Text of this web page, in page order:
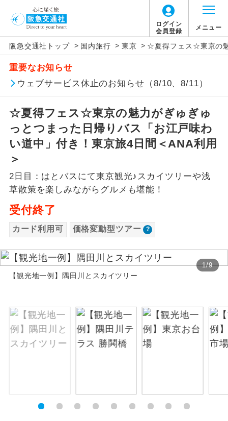
ログイン
会員登録
メニュー
阪急交通社トップ > 国内旅行 > 東京 > ☆夏得フェス☆東京の
重要なお知らせ
ウェブサービス休止のお知らせ（8/10、8/11）
☆夏得フェス☆東京の魅力がぎゅぎゅ
っとつまった日帰りバス「お江戸味わ
い道中」付き！東京旅4日間＜ANA利用
＞
2日目：はとバスにて東京観光♪スカイツリーや浅
草散策を楽しみながらグルメも堪能！
受付終了
カード利用可 価格変動型ツアー
1/9
【観光地一例】隅田川とスカイツリー
アイコン 説明
添乗員同行
往路出発空港（駅）から復路到着空港
（駅）まで同行します。
現地添乗員同
行
現地到着空港（駅）から最終日出発空港
（駅）まで添乗員が同行します。
バスガイド乗
務
バスガイドが乗務し、車内での観光案内
新コース 初登場のコースです。
世界遺産
然遺産を訪ねるコースです。
絶景スポットに立ち寄るコースです。
温泉 温泉地にも宿泊するコースです。
露天風呂
す。
大浴場 ご宿泊ホテルに大浴場が付いています。
お部屋食
お部屋にてゆっくりとお召し上がりいた
「価格変動型ツアー」に関するご案内
価格変動型ツアーとは
賃」を利用したツアーです。
お申し込み時期・ご利用便の空席状況に
よって料金が変動いたします。
以下の注意事項をあらかじめご了承いただき
ますようお願いいたします。
お支払いについて
お支払いは、クレジットカード決済のみとな
ります。
お申し込みの最後にクレジットカード決済を
していただき、決済手続き完了をもちまし
ご予約方法について
ウェブ限定コースとなりますので、コールセ